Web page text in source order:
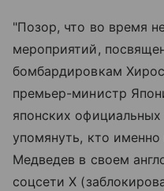
"Позор, что во время
мероприятий,
бомбардировкам
премьер-министр
японских
упомянуть, кто
Медведев в своем
соцсети X